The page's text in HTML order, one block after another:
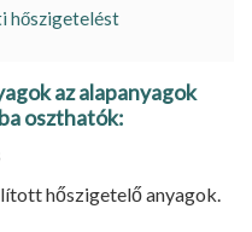
hőszigetelést
az alapanyagok
oszthatók:
hő­szigetelő anyagok.